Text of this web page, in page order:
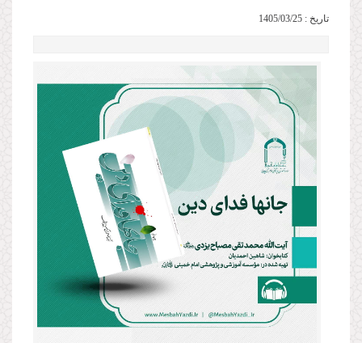
تاریخ : 1405/03/25